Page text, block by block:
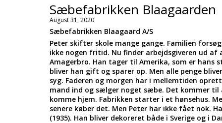
Sæbefabrikken Blaagaarden
August 31, 2020
Sæbefabrikken Blaagaard A/S
Peter skifter skole mange gange. Familien
ikke nogen fritid. Nu finder arbejdsgiveren ud
Amagerbro. Han tager til Amerika, som er hans
bliver han gift og sparer op. Men alle penge
syg. Faderen og morgen har i mellemtiden
mand ind og sælger noget sæbe. Det kommer
komme hjem. Fabrikken starter i et hønsehus.
senere køber det. Men Peter har ikke fået nok.
(1935). Han bliver dekoreret både i Sverige og i